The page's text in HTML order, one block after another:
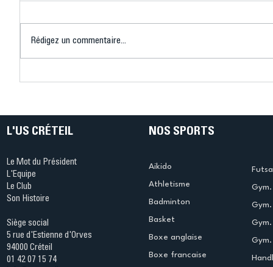
Rédigez un commentaire...
L'US CRÉTEIL
Le Mot du Président
L'Equipe
Le Club
Son Histoire
Siège social
5 rue d'Estienne d'Orves
94000 Créteil
01 42 07 15 74
NOS SPORTS
Aikido
Athletisme
Badminton
Basket
Boxe anglaise
Boxe francaise